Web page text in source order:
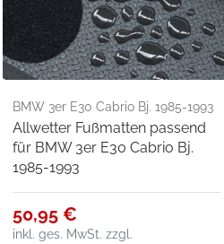
BMW 3er E30 Cabrio Bj. 1985-1993
Allwetter Fußmatten passend
für BMW 3er E30 Cabrio Bj.
1985-1993
50,95 €
inkl. ges. MwSt. zzgl.